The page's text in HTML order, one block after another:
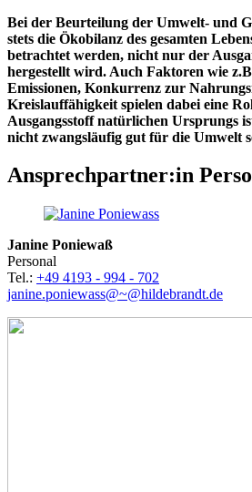
Bei der Beurteilung der Umwelt- und
stets die Ökobilanz des gesamten
betrachtet werden, nicht nur der
hergestellt wird. Auch Faktoren wie z.B
Emissionen, Konkurrenz zur
Kreislauffähigkeit spielen dabei eine
Ausgangsstoff natürlichen Ursprungs
nicht zwangsläufig gut für die Umwelt
Ansprechpartner:in
Janine Poniewaß
Personal
Tel.: +49 4193 - 994 - 702
janine.poniewass@~@hildebrandt.de